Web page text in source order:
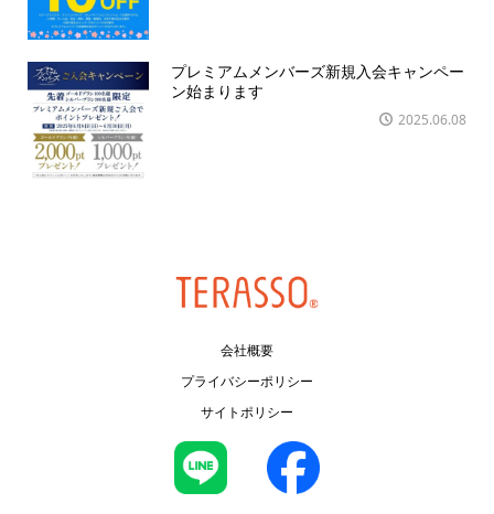
プレミアムメンバーズ新規入会キャンペー
ン始まります
2025.06.08
会社概要
プライバシーポリシー
サイトポリシー